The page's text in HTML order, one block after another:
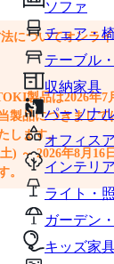
ソファ
チェア・
テーブル
収納家具
パーソナ
オフィス
インテリ
ライト・
ガーデン
キッズ家
貼り付けて、カートに追加
についてオンラ
製品は2026年7
製品につきまして
します。
) ～ 2026年8月16
。